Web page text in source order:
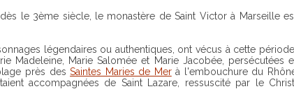
le 3ème siècle, le monastère de Saint Victor à Marseille
Madeleine, Marie Salomée et Marie Jacobée, persécutées
près desSaintes Maries de Merà l'embouchure du
accompagnées de Saint Lazare, ressuscité par le Christ,